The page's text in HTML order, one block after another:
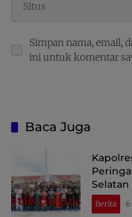
Simpan nama, email,
ini untuk komentar
Baca Juga
Selatan
Berita 6